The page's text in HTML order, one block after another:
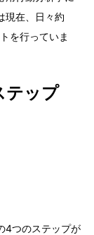
現在、日々約
を行っていま
テップ
4つのステップが